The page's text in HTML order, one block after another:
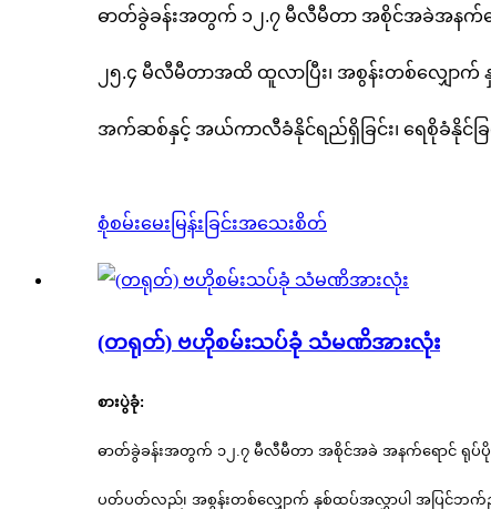
ဓာတ်ခွဲခန်းအတွက် ၁၂.၇ မီလီမီတာ အစိုင်အခဲအနက်
၂၅.၄ မီလီမီတာအထိ ထူလာပြီး၊ အစွန်းတစ်လျှောက်
အက်ဆစ်နှင့် အယ်ကာလီခံနိုင်ရည်ရှိခြင်း၊ ရေစိုခံနိုင်ခြင်း
စုံစမ်းမေးမြန်းခြင်းအသေးစိတ်
(တရုတ်) ဗဟိုစမ်းသပ်ခုံ သံမဏိအားလုံး
စားပွဲခုံ:
ဓာတ်ခွဲခန်းအတွက် ၁၂.၇ မီလီမီတာ အစိုင်အခဲ အနက်ရောင် ရုပ်
ပတ်ပတ်လည်၊ အစွန်းတစ်လျှောက် နှစ်ထပ်အလွှာပါ အပြင်ဘ